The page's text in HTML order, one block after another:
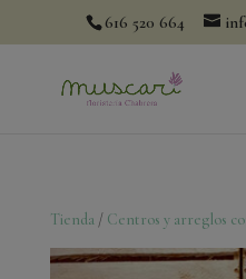
616 520 664
Tienda/ Centros y arreglos